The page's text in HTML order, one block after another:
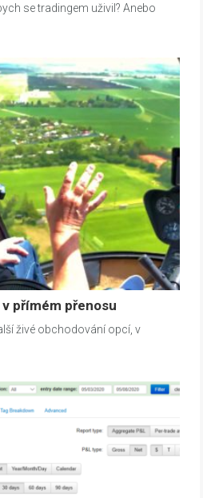
se tradingem uživil? Anebo
v přímém přenosu
živé obchodování opcí, v